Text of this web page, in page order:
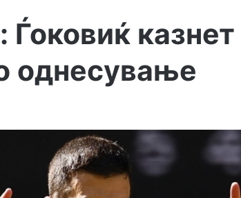
однесување